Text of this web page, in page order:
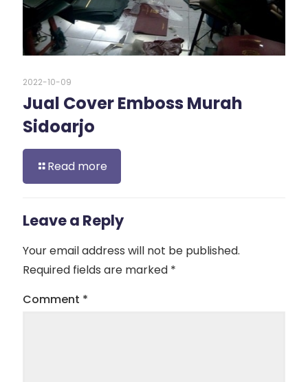
2022-10-09
Jual Cover Emboss Murah
Sidoarjo
Read more
Leave a Reply
Your email address will not be published.
Required fields are marked *
Comment *